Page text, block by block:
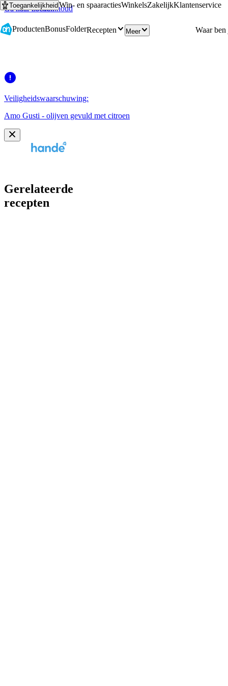
Ga naar hoofdinhoud
Ga naar zoeken
ToegankelijkheidWin- en spaaractiesWinkelsZakelijkKlantenservice
ProductenBonusFolderRecepten Meer
Veiligheidswaarschuwing:
Amo Gusti - olijven gevuld met citroen
Gerelateerde
recepten